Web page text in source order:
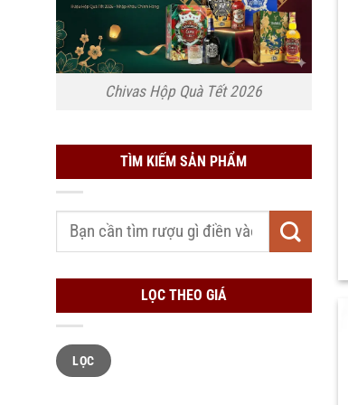
Chivas Hộp Quà Tết 2026
TÌM KIẾM SẢN PHẨM
Tìm
kiếm:
LỌC THEO GIÁ
Giá
tối
thiểu
Giá
tối
đa
LỌC